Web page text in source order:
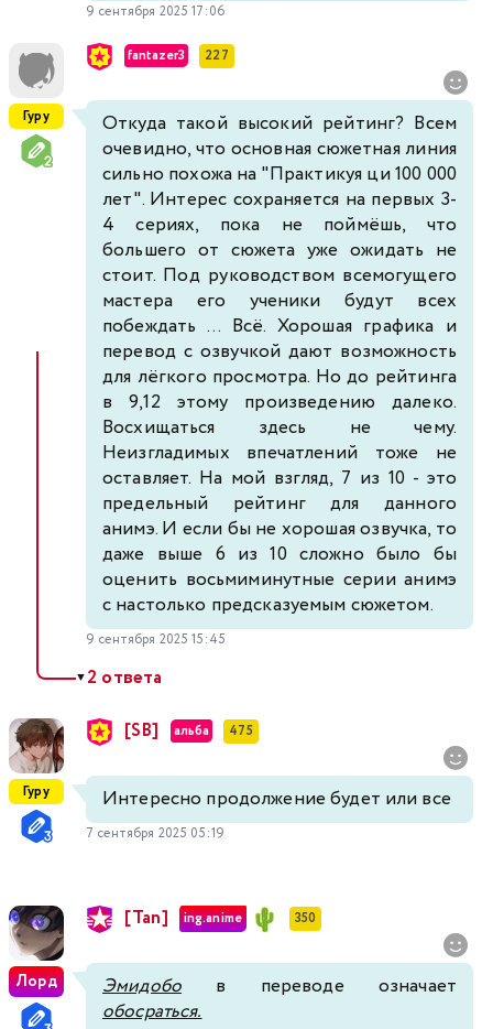
9 сентября 2025 17:06
Гуру
fantazer3 227
Откуда такой высокий рейтинг? Всем
очевидно, что основная сюжетная линия
сильно похожа на "Практикуя ци 100 000
лет". Интерес сохраняется на первых 3-
4 сериях, пока не поймёшь, что
большего от сюжета уже ожидать не
стоит. Под руководством всемогущего
мастера его ученики будут всех
побеждать ... Всё. Хорошая графика и
перевод с озвучкой дают возможность
для лёгкого просмотра. Но до рейтинга
в 9,12 этому произведению далеко.
Восхищаться здесь не чему.
Неизгладимых впечатлений тоже не
оставляет. На мой взгляд, 7 из 10 - это
предельный рейтинг для данного
анимэ. И если бы не хорошая озвучка, то
даже выше 6 из 10 сложно было бы
оценить восьмиминутные серии анимэ
с настолько предсказуемым сюжетом.
9 сентября 2025 15:45
▼2 ответа
Гуру
[SB] альба 475
Интересно продолжение будет или все
7 сентября 2025 05:19
Лорд
[Tan] ing.anime 350
Эмидобов переводе означает
обосраться.